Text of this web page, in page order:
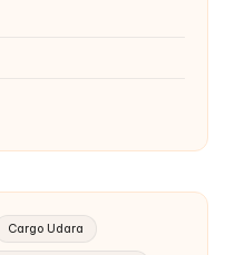
Cargo Udara